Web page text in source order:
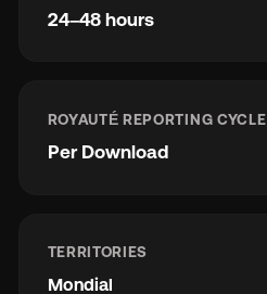
24–48 hours
ROYAUTÉ REPORTING CYCLE
Per Download
TERRITORIES
Mondial